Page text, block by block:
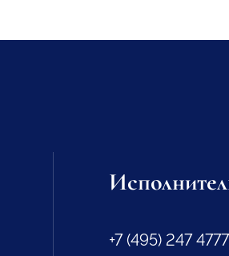
+7 (495) 247 4777